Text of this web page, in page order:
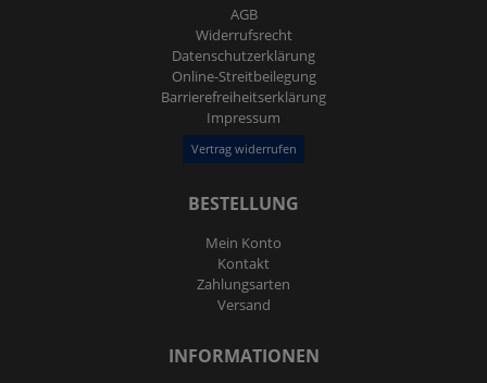
AGB
Widerrufs­recht
Daten­schutz­erklärung
Online-Streitbeilegung
Barrierefreiheitserklärung
Impressum
Vertrag widerrufen
BESTELLUNG
Mein Konto
Kontakt
Zahlungsarten
Versand
INFORMATIONEN